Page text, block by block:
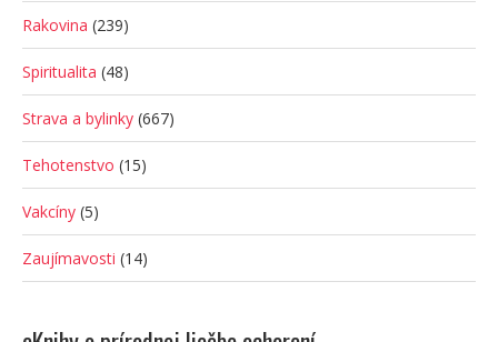
Rakovina (239)
Spiritualita (48)
Strava a bylinky (667)
Tehotenstvo (15)
Vakcíny (5)
Zaujímavosti (14)